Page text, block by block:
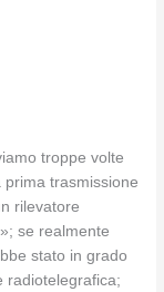
troppe volte
trasmissione
rilevatore
se realmente
stato in grado
radiotelegrafica;